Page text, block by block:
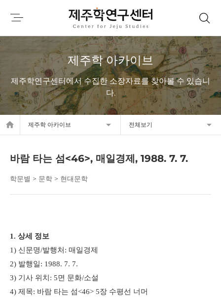
제주학 아카이브
제주학연구센터에서 수집한 소장자료를 찾아볼 수 있습니
다.
home 제주학 아카이브 전체보기
바람 타는 섬<46>, 매일경제, 1988. 7. 7.
학문별 > 문학 > 현대문학
1. 상세 정보
1) 신문명/발행처: 매일경제
2) 발행일: 1988. 7. 7.​
3) 기사 위치: 5면 문화/소설
4) 제목: 바람 타는 섬<46> ​ 5장 수평선 너머